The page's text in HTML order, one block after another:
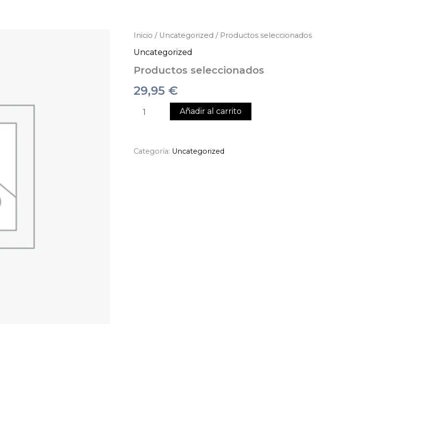
Inicio / Uncategorized / Productos seleccionados
Uncategorized
Productos seleccionados
29,95 €
Productos
cantidad
Añadir al carrito
Categoría: Uncategorized